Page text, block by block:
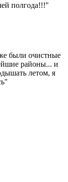
полгода!!!"
были очистные
районы... и
летом, я